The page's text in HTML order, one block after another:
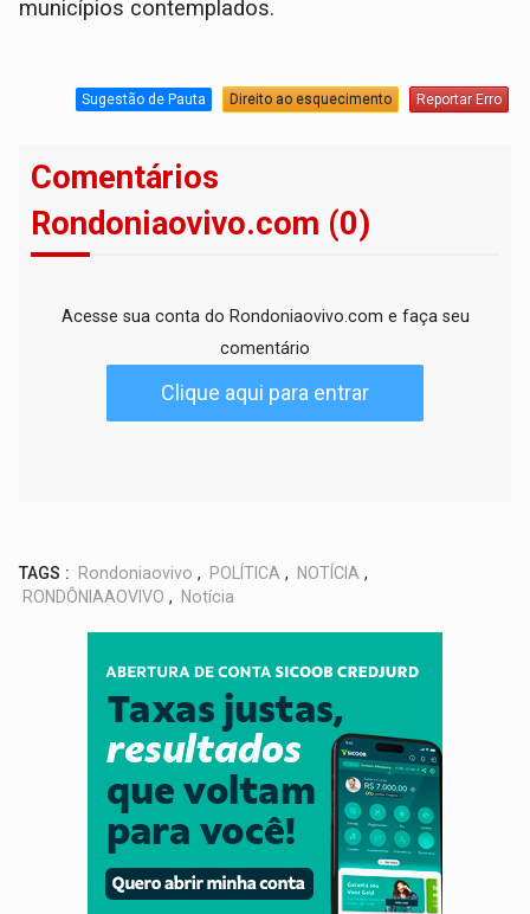
municípios contemplados.
Sugestão de Pauta Direito ao esquecimento Reportar Erro
Comentários
Rondoniaovivo.com (0)
Acesse sua conta do Rondoniaovivo.com e faça seu
comentário
Clique aqui para entrar
TAGS : Rondoniaovivo , POLÍTICA , NOTÍCIA ,
RONDÔNIAAOVIVO , Notícia